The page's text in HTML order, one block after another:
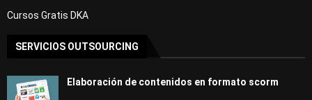
Cursos Gratis DKA
SERVICIOS OUTSOURCING
Elaboración de contenidos en formato scorm